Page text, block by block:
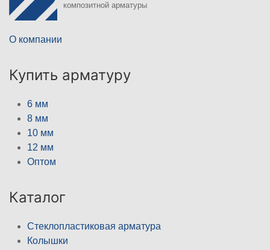
композитной арматуры
О компании
Купить арматуру
6 мм
8 мм
10 мм
12 мм
Оптом
Каталог
Стеклопластиковая арматура
Колышки